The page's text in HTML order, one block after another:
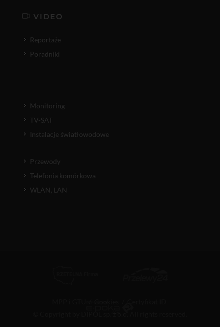
VIDEO
Reportaże
Poradniki
Monitoring
TV-SAT
Instalacje światłowodowe
Przewody
Telefonia komórkowa
WLAN, LAN